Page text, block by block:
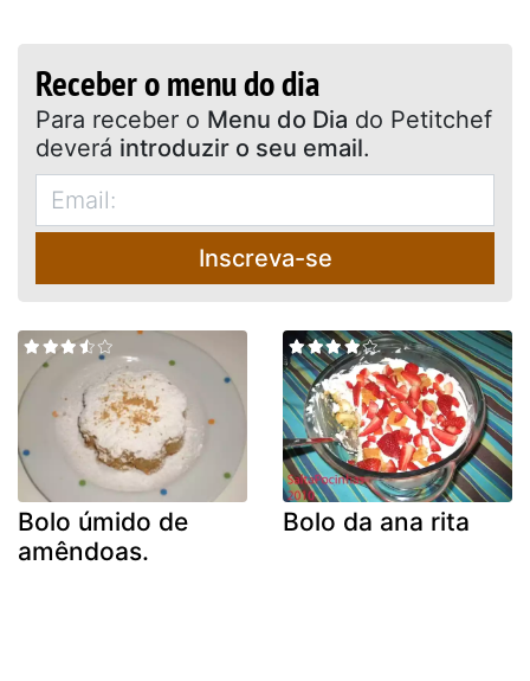
Receber o menu do dia
Para receber o Menu do Dia do Petitchef
deverá introduzir o seu email.
Inscreva-se
Bolo úmido de
amêndoas.
Bolo da ana rita